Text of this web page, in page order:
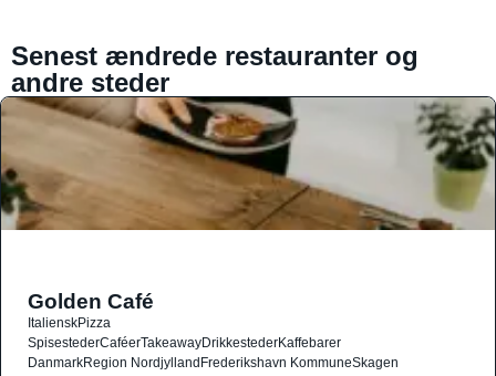
Senest ændrede restauranter og
andre steder
Golden Café
ItalienskPizza
SpisestederCaféerTakeawayDrikkestederKaffebarer
DanmarkRegion NordjyllandFrederikshavn KommuneSkagen